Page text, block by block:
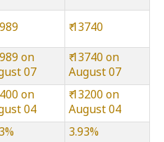
₹ 13740
on
07
₹ 13740 on
August 07
on
04
₹ 13200 on
August 04
3.93%